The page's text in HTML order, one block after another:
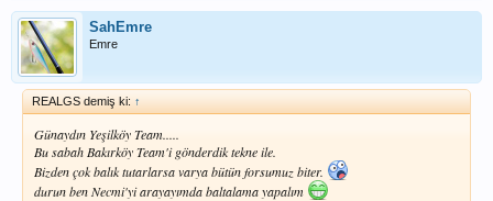
SahEmre
Emre
REALGS demiş ki: ↑
Günaydın Yeşilköy Team.....
Bu sabah Bakırköy Team'i gönderdik tekne ile.
Bizden çok balık tutarlarsa varya bütün forsumuz biter.
durun ben Necmi'yi arayayımda baltalama yapalım